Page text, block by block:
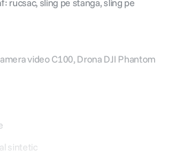
rucsac, sling pe stanga, sling pe
video C100, Drona DJI Phantom
sintetic